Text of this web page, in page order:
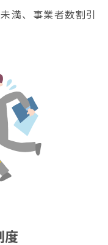
満、事業者数割引
度